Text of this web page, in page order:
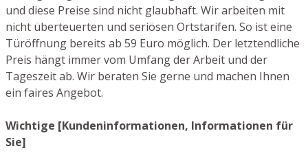
und diese Preise sind nicht glaubhaft. Wir arbeiten mit
nicht überteuerten und seriösen Ortstarifen. So ist eine
Türöffnung bereits ab 59 Euro möglich. Der letztendliche
Preis hängt immer vom Umfang der Arbeit und der
Tageszeit ab. Wir beraten Sie gerne und machen Ihnen
ein faires Angebot.
Wichtige [Kundeninformationen, Informationen für
Sie]